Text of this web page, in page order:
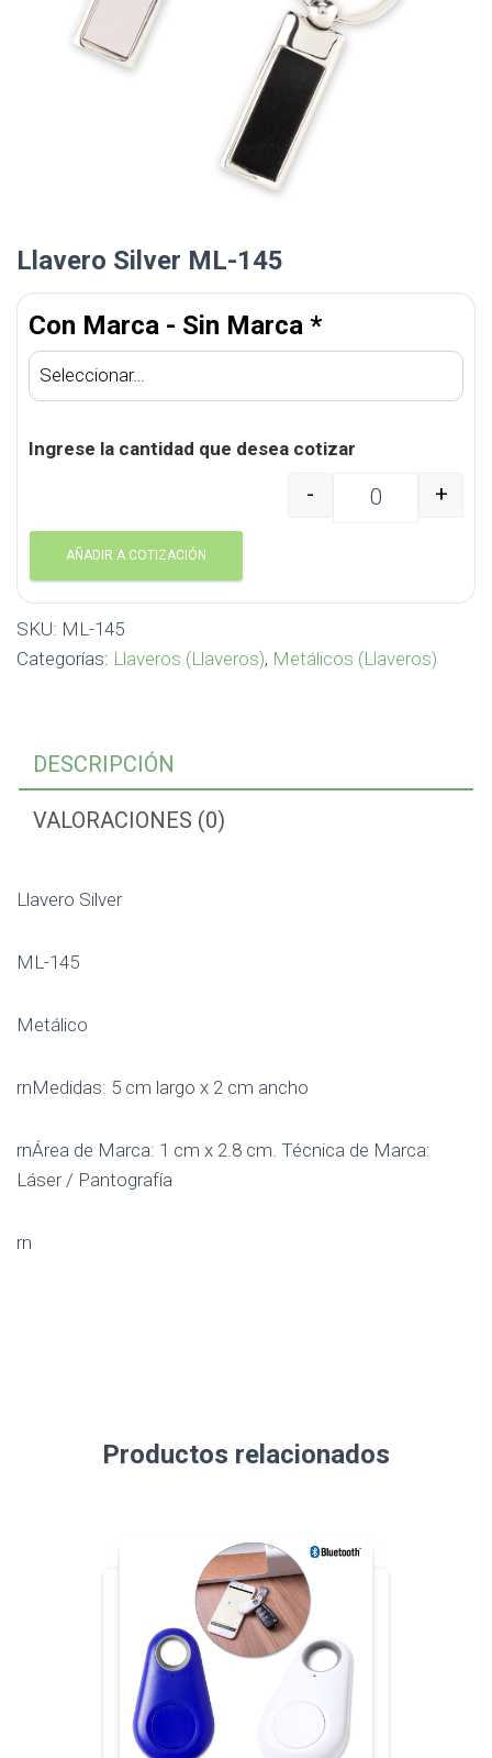
Llavero Silver ML-145
Con Marca - Sin Marca *
Ingrese la cantidad que desea cotizar
Llavero Silver ML-145
- +
AÑADIR A COTIZACIÓN
SKU: ML-145
Categorías: Llaveros (Llaveros), Metálicos (Llaveros)
DESCRIPCIÓN
VALORACIONES (0)
Llavero Silver
ML-145
Metálico
rnMedidas: 5 cm largo x 2 cm ancho
rnÁrea de Marca: 1 cm x 2.8 cm. Técnica de Marca:
Láser / Pantografía
rn
Productos relacionados